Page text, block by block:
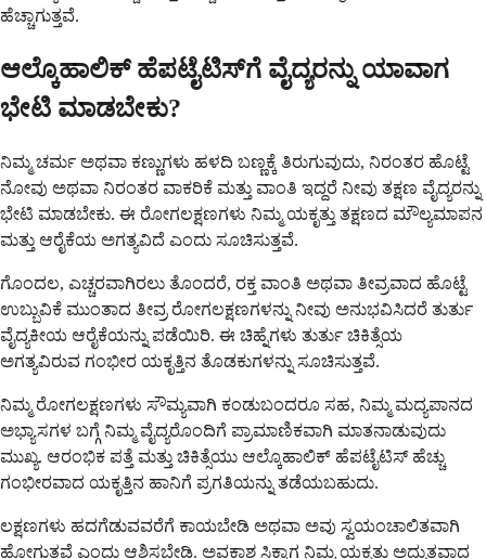
ಹೆಚ್ಚಾಗುತ್ತವೆ.
ಆಲ್ಕೊಹಾಲಿಕ್ ಹೆಪಟೈಟಿಸ್‌ಗೆ ವೈದ್ಯರನ್ನು ಯಾವಾಗ
ಭೇಟಿ ಮಾಡಬೇಕು?
ನಿಮ್ಮ ಚರ್ಮ ಅಥವಾ ಕಣ್ಣುಗಳು ಹಳದಿ ಬಣ್ಣಕ್ಕೆ ತಿರುಗುವುದು, ನಿರಂತರ ಹೊಟ್ಟೆ
ನೋವು ಅಥವಾ ನಿರಂತರ ವಾಕರಿಕೆ ಮತ್ತು ವಾಂತಿ ಇದ್ದರೆ ನೀವು ತಕ್ಷಣ ವೈದ್ಯರನ್ನು
ಭೇಟಿ ಮಾಡಬೇಕು. ಈ ರೋಗಲಕ್ಷಣಗಳು ನಿಮ್ಮ ಯಕೃತ್ತು ತಕ್ಷಣದ ಮೌಲ್ಯಮಾಪನ
ಮತ್ತು ಆರೈಕೆಯ ಅಗತ್ಯವಿದೆ ಎಂದು ಸೂಚಿಸುತ್ತವೆ.
ಗೊಂದಲ, ಎಚ್ಚರವಾಗಿರಲು ತೊಂದರೆ, ರಕ್ತ ವಾಂತಿ ಅಥವಾ ತೀವ್ರವಾದ ಹೊಟ್ಟೆ
ಉಬ್ಬುವಿಕೆ ಮುಂತಾದ ತೀವ್ರ ರೋಗಲಕ್ಷಣಗಳನ್ನು ನೀವು ಅನುಭವಿಸಿದರೆ ತುರ್ತು
ವೈದ್ಯಕೀಯ ಆರೈಕೆಯನ್ನು ಪಡೆಯಿರಿ. ಈ ಚಿಹ್ನೆಗಳು ತುರ್ತು ಚಿಕಿತ್ಸೆಯ
ಅಗತ್ಯವಿರುವ ಗಂಭೀರ ಯಕೃತ್ತಿನ ತೊಡಕುಗಳನ್ನು ಸೂಚಿಸುತ್ತವೆ.
ನಿಮ್ಮ ರೋಗಲಕ್ಷಣಗಳು ಸೌಮ್ಯವಾಗಿ ಕಂಡುಬಂದರೂ ಸಹ, ನಿಮ್ಮ ಮದ್ಯಪಾನದ
ಅಭ್ಯಾಸಗಳ ಬಗ್ಗೆ ನಿಮ್ಮ ವೈದ್ಯರೊಂದಿಗೆ ಪ್ರಾಮಾಣಿಕವಾಗಿ ಮಾತನಾಡುವುದು
ಮುಖ್ಯ. ಆರಂಭಿಕ ಪತ್ತೆ ಮತ್ತು ಚಿಕಿತ್ಸೆಯು ಆಲ್ಕೊಹಾಲಿಕ್ ಹೆಪಟೈಟಿಸ್ ಹೆಚ್ಚು
ಗಂಭೀರವಾದ ಯಕೃತ್ತಿನ ಹಾನಿಗೆ ಪ್ರಗತಿಯನ್ನು ತಡೆಯಬಹುದು.
ಲಕ್ಷಣಗಳು ಹದಗೆಡುವವರೆಗೆ ಕಾಯಬೇಡಿ ಅಥವಾ ಅವು ಸ್ವಯಂಚಾಲಿತವಾಗಿ
ಹೋಗುತ್ತವೆ ಎಂದು ಆಶಿಸಬೇಡಿ. ಅವಕಾಶ ಸಿಕ್ಕಾಗ ನಿಮ್ಮ ಯಕೃತ್ತು ಅದ್ಭುತವಾದ